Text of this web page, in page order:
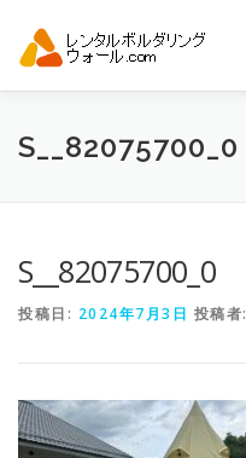
トップ 自動見積り
S__82075700_0
S__82075700_0
投稿日: 2024年7月3日 投稿者: